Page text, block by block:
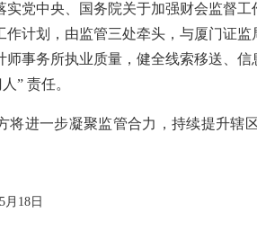
实党中央、国务院关于加强财会监督
作计划，由监管三处牵头，与厦门证
师事务所执业质量，健全线索移送、
” 责任。
将进一步凝聚监管合力，持续提升辖
月18日